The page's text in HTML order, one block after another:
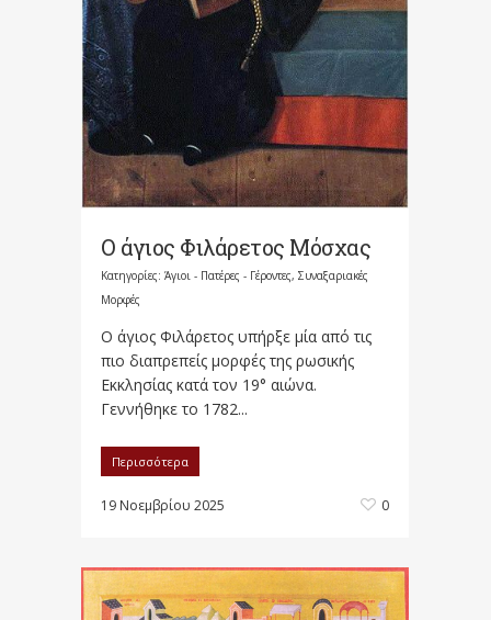
Ο άγιος Φιλάρετος Μόσχας
Κατηγορίες: Άγιοι - Πατέρες - Γέροντες, Συναξαριακές
Μορφές
Ο άγιος Φιλάρετος υπήρξε μία από τις
πιο διαπρεπείς μορφές της ρωσικής
Εκκλησίας κατά τον 19° αιώνα.
Γεννήθηκε το 1782...
Περισσότερα
19 Νοεμβρίου 2025 0